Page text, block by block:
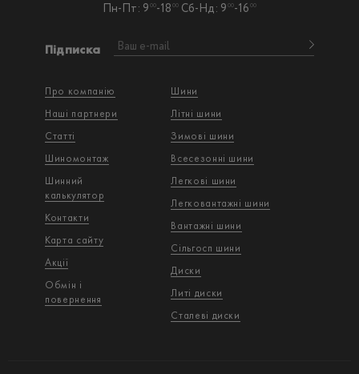
Про компанію
Наші партнери
Статті
Шиномонтаж
Шинний
калькулятор
Контакти
Карта сайту
Акції
Обмін і
повернення
Шини
Літні шини
Зимові шини
Всесезонні шини
Легкові шини
Легковантажнi шини
Вантажнi шини
Сільгосп шини
Диски
Литі диски
Сталеві диски
Підписка
Пн-Пт: 9 00-18 00 Сб-Нд: 9 00-16 00